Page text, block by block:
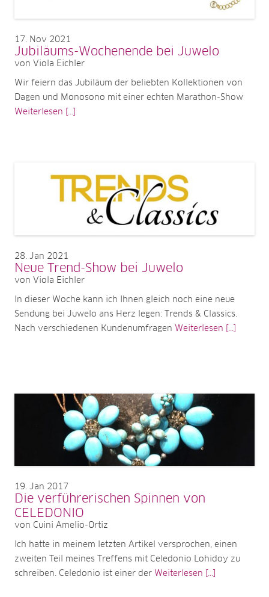
17 Nov 2021
Jubiläums-Wochenende bei Juwelo
von Viola Eichler
Wir feiern das Jubiläum der beliebten Kollektionen von
Dagen und Monosono mit einer echten Marathon-Show
Weiterlesen [...]
28 Jan 2021
Neue Trend-Show bei Juwelo
von Viola Eichler
In dieser Woche kann ich Ihnen gleich noch eine neue
Sendung bei Juwelo ans Herz legen: Trends & Classics.
Nach verschiedenen Kundenumfragen Weiterlesen [...]
19 Jan 2017
Die verführerischen Spinnen von
CELEDONIO
von Cuini Amelio-Ortiz
Ich hatte in meinem letzten Artikel versprochen, einen
zweiten Teil meines Treffens mit Celedonio Lohidoy zu
schreiben. Celedonio ist einer der Weiterlesen [...]